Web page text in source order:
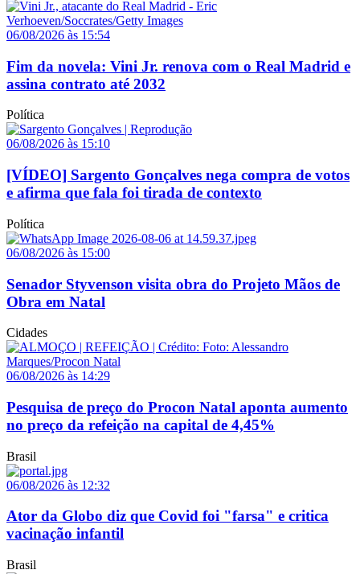
06/08/2026 às 15:54
Fim da novela: Vini Jr. renova com o Real Madrid e
assina contrato até 2032
Política
06/08/2026 às 15:10
[VÍDEO] Sargento Gonçalves nega compra de votos
e afirma que fala foi tirada de contexto
Política
06/08/2026 às 15:00
Senador Styvenson visita obra do Projeto Mãos de
Obra em Natal
Cidades
06/08/2026 às 14:29
Pesquisa de preço do Procon Natal aponta aumento
no preço da refeição na capital de 4,45%
Brasil
06/08/2026 às 12:32
Ator da Globo diz que Covid foi "farsa" e critica
vacinação infantil
Brasil